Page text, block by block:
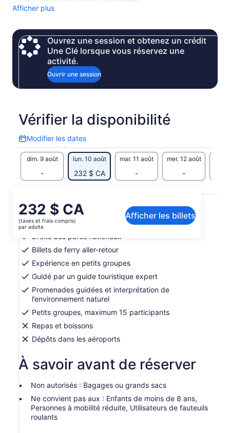
Afficher plus
Ouvrez une session et obtenez un crédit
Une Clé lorsque vous réservez une
activité.
Ouvrir une session
Vérifier la disponibilité
Modifier les dates
Modifier
les
dates
dim. 9 août
-
lun. 10 août
232 $ CA
mar. 11 août
-
mer. 12 août
-
Le
prix
est
de 232 $ CA.
par
232 $ CA
(taxes et frais compris)
par adulte
Afficher les billets
Inclusions et exclusions
Transport aller-retour de Hobart à Hobart
Droits des parcs nationaux
Billets de ferry aller-retour
Expérience en petits groupes
Guidé par un guide touristique expert
Promenades guidées et interprétation de
l’environnement naturel
Petits groupes, maximum 15 participants
Repas et boissons
Dépôts dans les aéroports
À savoir avant de réserver
Non autorisés : Bagages ou grands sacs
Ne convient pas aux : Enfants de moins de 8 ans,
Personnes à mobilité réduite, Utilisateurs de fauteuils
roulants